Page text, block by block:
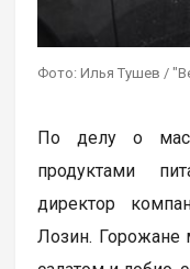
Фото: Илья Тушев /
По делу о
продуктами
директор
Лозин. Горожане